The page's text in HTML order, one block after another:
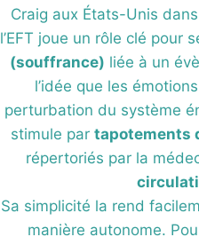
Craig aux États-Unis
l’EFT joue un rôle clé pour
(souffrance) liée à un
l’idée que les
perturbation du système
stimule par tapotements
répertoriés par la
Sa simplicité la rend
manière autonome.